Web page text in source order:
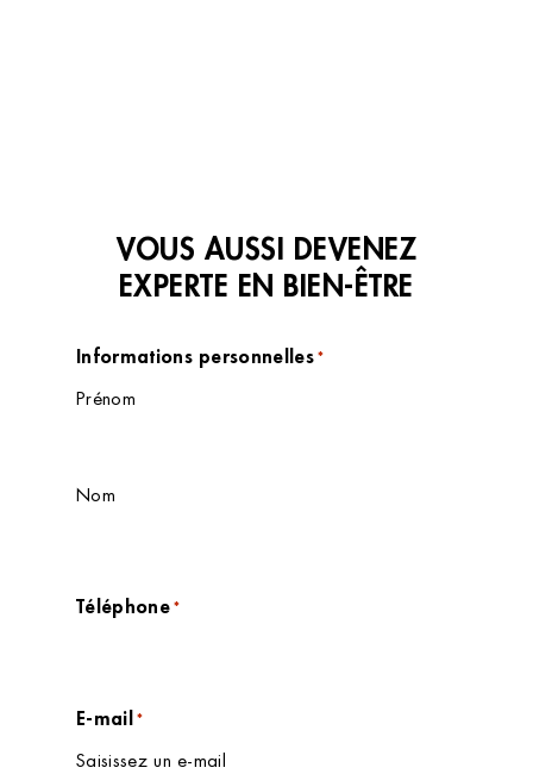
VOUS AUSSI DEVENEZ
EXPERTE EN BIEN-ÊTRE
Informations personnelles *
Prénom
Nom
Téléphone *
E-mail *
Saisissez un e-mail